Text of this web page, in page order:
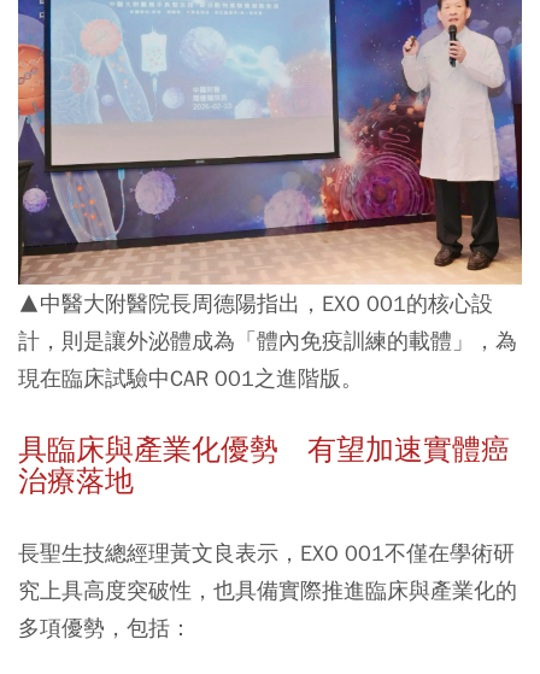
▲中醫大附醫院長周德陽指出，EXO 001的核心設
計，則是讓外泌體成為「體內免疫訓練的載體」，為
現在臨床試驗中CAR 001之進階版。
具臨床與產業化優勢 有望加速實體癌
治療落地
長聖生技總經理黃文良表示，EXO 001不僅在學術研
究上具高度突破性，也具備實際推進臨床與產業化的
多項優勢，包括：